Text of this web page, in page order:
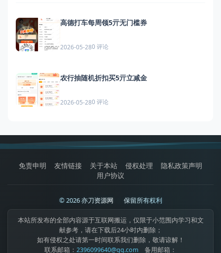
高德打车每周领5亓无门槛券
2026-05-280 评论
农行抽随机折扣买5亓立减金
2026-05-280 评论
免责申明 友情链接 关于本站 侵权处理
隐私政策声明
用户协议
© 2026 亦刀资源网 保留所有权利
本站所发布的全部内容源于互联网搬运，仅限于小范围内学习和文
献参考，请在下载后24小时内删除；
如有侵权之处请第一时间联系我们删除，敬请谅解！
联系邮箱： 2396099640@qq.com 备用邮箱：